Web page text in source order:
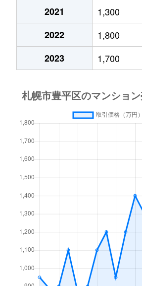
月寒西４条
700万円
月寒西５条
810万円
月寒西５条
1,600万円
月寒東１条
2,300万円
2,100万円 月
月寒東１条
月寒東１条
2,100万円 福
月寒東１条
福
月寒東１条
3,400万円 福住
月寒東１条
3,500万円
月寒東１条
800万円
2021
1,300
2022
1,800
2023
1,700